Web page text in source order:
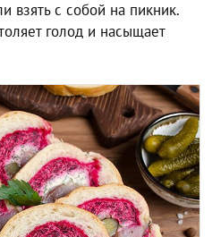
взять с собой на пикник.
голод и насыщает